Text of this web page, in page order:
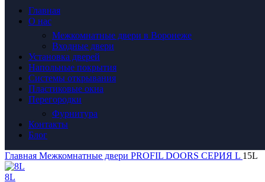
Главная
О нас
Межкомнатные двери в Воронеже
Входные двери
Установка дверей
Напольные покрытия
Системы открывания
Пластиковые окна
Перегородки
Фурнитура
Контакты
Блог
Главная Межкомнатные двери PROFIL DOORS СЕРИЯ L 15L
8L